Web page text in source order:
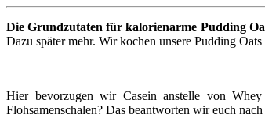
Die Grundzutaten für kalorienarme Pudding
Dazu später mehr. Wir kochen unsere Pudding
Hier bevorzugen wir Casein anstelle von
Flohsamenschalen? Das beantworten wir euch nach